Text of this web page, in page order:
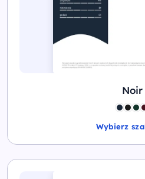
Noir
Wybierz